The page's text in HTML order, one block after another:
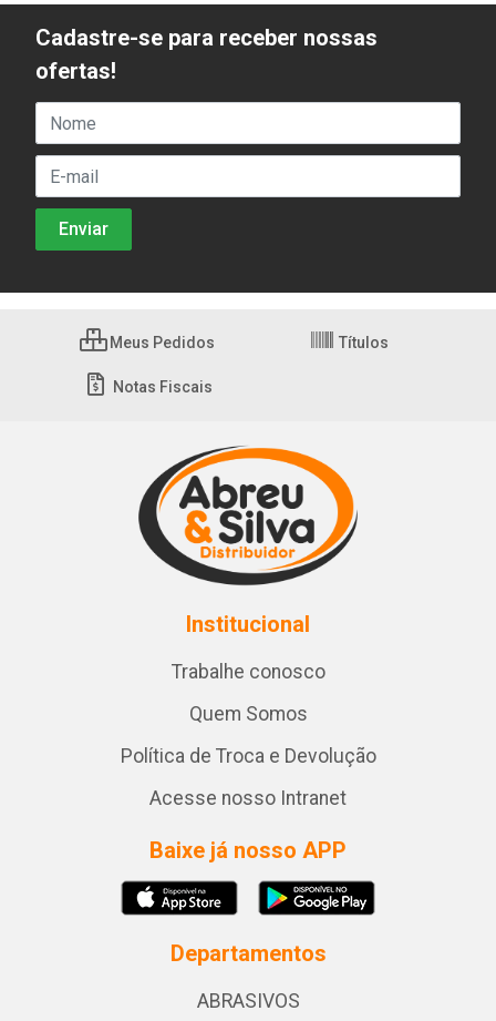
Cadastre-se para receber nossas
ofertas!
Meus Pedidos Títulos
Notas Fiscais
Institucional
Trabalhe conosco
Quem Somos
Política de Troca e Devolução
Acesse nosso Intranet
Baixe já nosso APP
Departamentos
ABRASIVOS